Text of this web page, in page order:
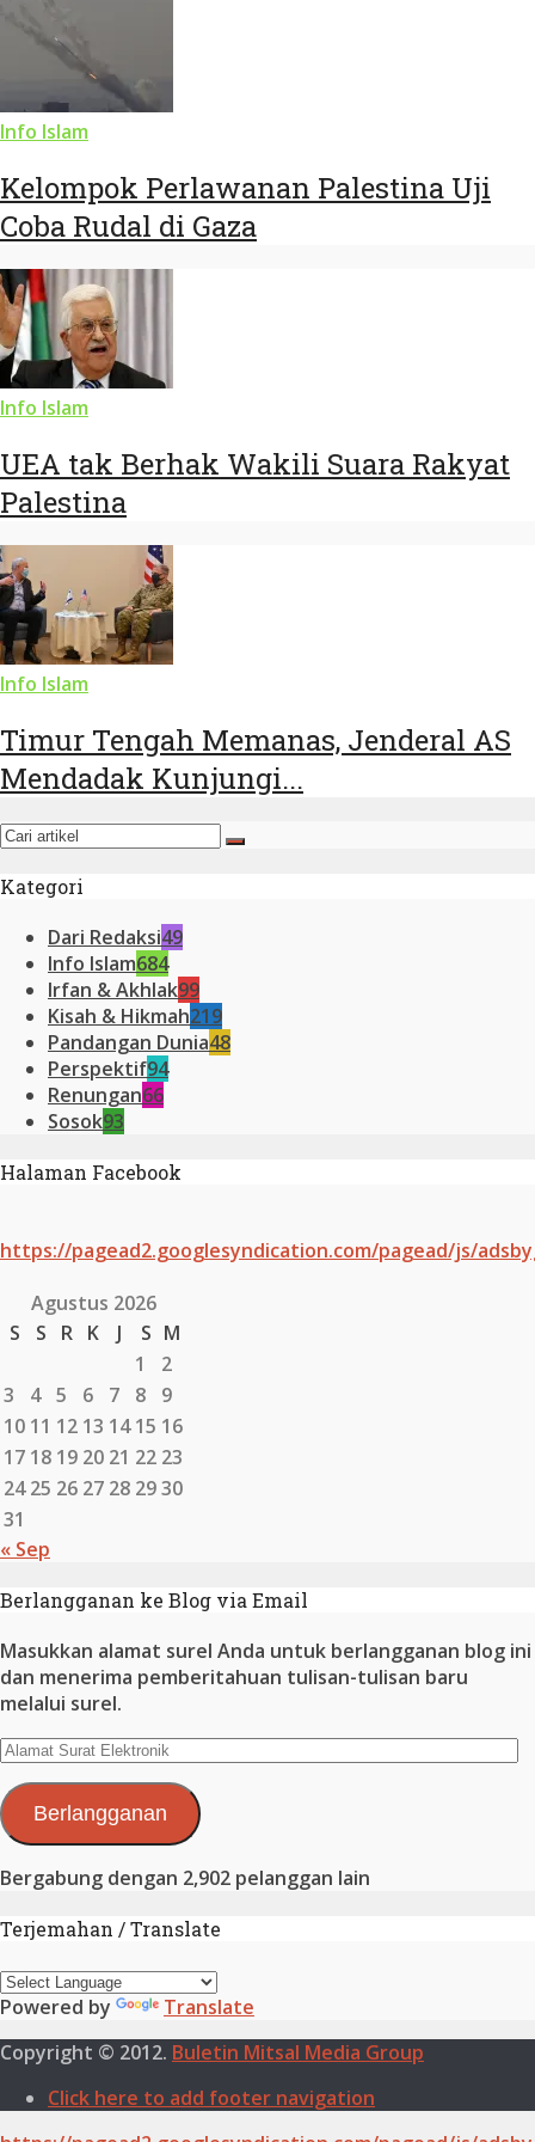
Info Islam
Kelompok Perlawanan Palestina Uji
Coba Rudal di Gaza
Info Islam
UEA tak Berhak Wakili Suara Rakyat
Palestina
Info Islam
Timur Tengah Memanas, Jenderal AS
Mendadak Kunjungi...
Kategori
Dari Redaksi49
Info Islam684
Irfan & Akhlak99
Kisah & Hikmah219
Pandangan Dunia48
Perspektif94
Renungan66
Sosok93
Halaman Facebook
https://pagead2.googlesyndication.com/pagead/js/
Agustus 2026
S
S R K J S M
1
2
3
4 5 6 7 8
9
10 11 12 13 14 15 16
17 18 19 20 21 22 23
24 25 26 27 28 2930
31
« Sep
Berlangganan ke Blog via Email
Masukkan alamat surel Anda untuk berlangganan blog ini
dan menerima pemberitahuan tulisan-tulisan baru
melalui surel.
Alamat
Elektronik
Berlangganan
Bergabung dengan 2,902 pelanggan lain
Terjemahan / Translate
Powered by
Translate
Copyright © 2012. Buletin Mitsal Media Group
Click here to add footer navigation